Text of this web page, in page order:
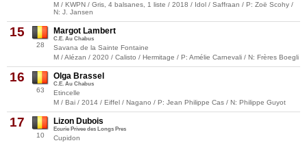
M / KWPN / Gris, 4 balsanes, 1 liste / 2018 / Idol / Saffraan / P: Zoë Scohy /
N: J. Jansen
15
28
Margot Lambert
C.E. Au Chabus
Savana de la Sainte Fontaine
M / Alézan / 2020 / Calisto / Hermitage / P: Amélie Carnevali / N: Frères Boegli
16
63
Olga Brassel
C.E. Au Chabus
Etincelle
M / Bai / 2014 / Eiffel / Nagano / P: Jean Philippe Cas / N: Philippe Guyot
17
10
Lizon Dubois
Ecurie Privee des Longs Pres
Cupidon